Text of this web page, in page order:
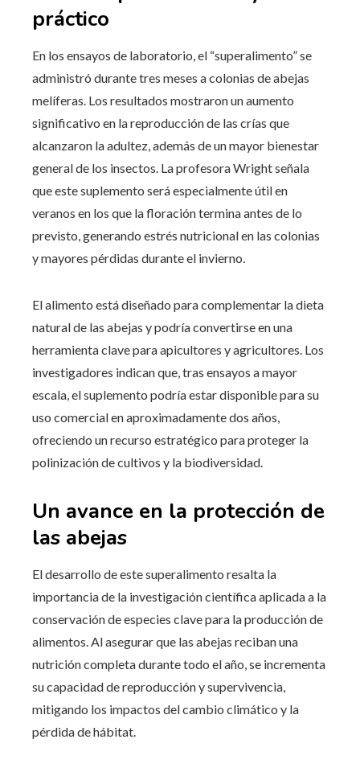
práctico
En los ensayos de laboratorio, el “superalimento” se
administró durante tres meses a colonias de abejas
melíferas. Los resultados mostraron un aumento
significativo en la reproducción de las crías que
alcanzaron la adultez, además de un mayor bienestar
general de los insectos. La profesora Wright señala
que este suplemento será especialmente útil en
veranos en los que la floración termina antes de lo
previsto, generando estrés nutricional en las colonias
y mayores pérdidas durante el invierno.
El alimento está diseñado para complementar la dieta
natural de las abejas y podría convertirse en una
herramienta clave para apicultores y agricultores. Los
investigadores indican que, tras ensayos a mayor
escala, el suplemento podría estar disponible para su
uso comercial en aproximadamente dos años,
ofreciendo un recurso estratégico para proteger la
polinización de cultivos y la biodiversidad.
Un avance en la protección de
las abejas
El desarrollo de este superalimento resalta la
importancia de la investigación científica aplicada a la
conservación de especies clave para la producción de
alimentos. Al asegurar que las abejas reciban una
nutrición completa durante todo el año, se incrementa
su capacidad de reproducción y supervivencia,
mitigando los impactos del cambio climático y la
pérdida de hábitat.